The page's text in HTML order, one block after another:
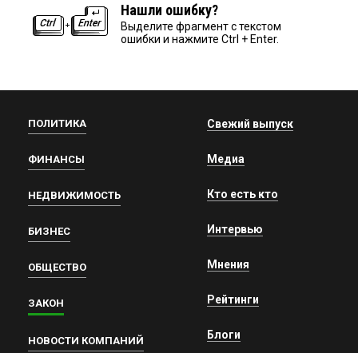
Нашли ошибку?
Выделите фрагмент с текстом
ошибки и нажмите Ctrl + Enter.
ПОЛИТИКА
ФИНАНСЫ
НЕДВИЖИМОСТЬ
БИЗНЕС
ОБЩЕСТВО
ЗАКОН
НОВОСТИ КОМПАНИЙ
Свежий выпуск
Медиа
Кто есть кто
Интервью
Мнения
Рейтинги
Блоги